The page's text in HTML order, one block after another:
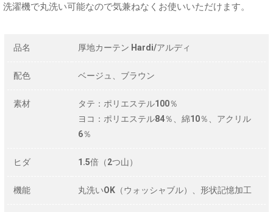
洗濯機で丸洗い可能なので気兼ねなくお使いいただけます。
品名 厚地カーテン Hardi/アルディ
配色 ベージュ、ブラウン
素材
タテ：ポリエステル100％
ヨコ：ポリエステル84％、綿10％、アクリル
6％
ヒダ 1.5倍（2つ山）
機能 丸洗いOK（ウォッシャブル）、形状記憶加工